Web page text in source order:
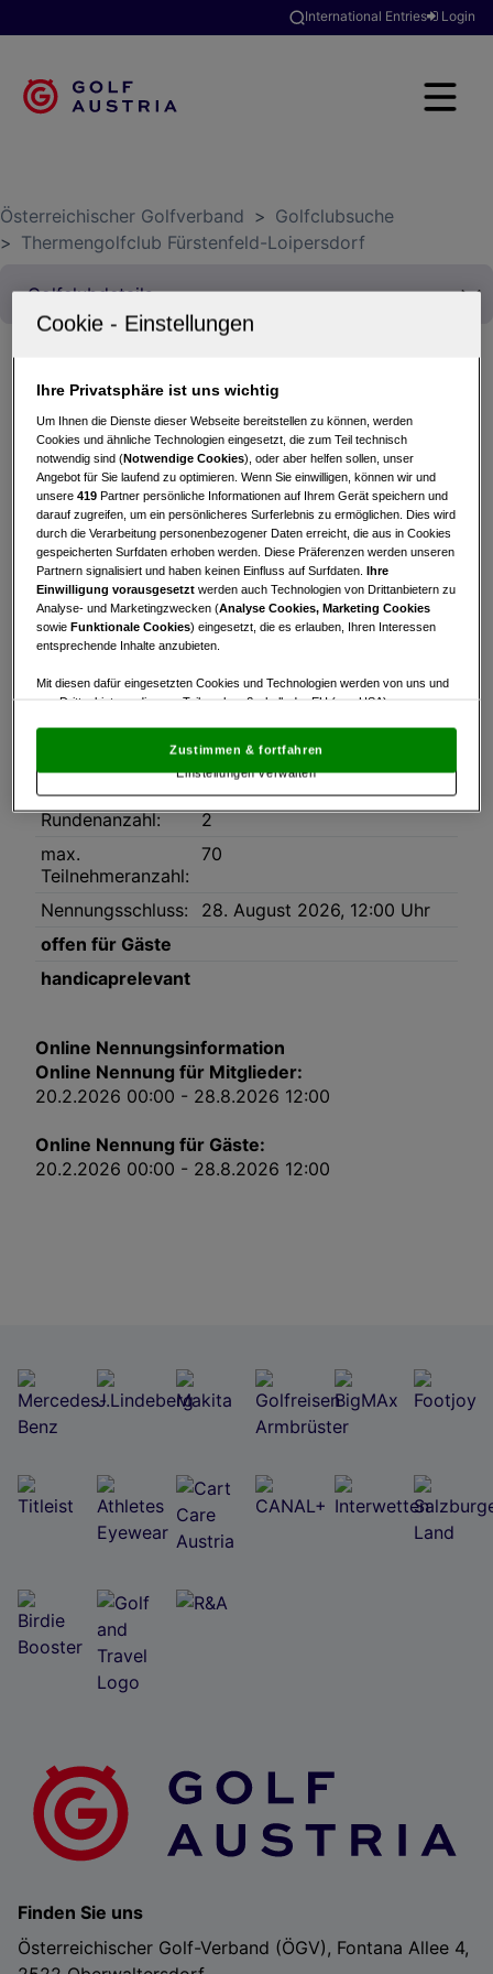
International Entries Login
Österreichischer Golfverband > Golfclubsuche
> Thermengolfclub Fürstenfeld-Loipersdorf
29.08.2026 - Einzel (Stableford)
Thermengolfclub Fürstenfeld-Loipersdorf
Turnierinfo
Nennliste
Turnierinfo
Downloads
Ausschreibung_CMS-Stableford.pdf
Modus:
Stableford
HCP-Limit:
54
Kurs Rot-Weiß
Rundenanzahl:
2
max.
Teilnehmeranzahl:
70
Nennungsschluss:
28. August 2026, 12:00 Uhr
offen für Gäste
handicaprelevant
Online Nennungsinformation
Online Nennung für Mitglieder:
20.2.2026 00:00 - 28.8.2026 12:00
Online Nennung für Gäste:
20.2.2026 00:00 - 28.8.2026 12:00
Finden Sie uns
Österreichischer Golf-Verband (ÖGV), Fontana Allee 4,
Ihre Privatsphäre ist uns wichtig
Um Ihnen die Dienste dieser Webseite bereitstellen zu können, werden
Cookies und ähnliche Technologien eingesetzt, die zum Teil technisch
notwendig sind (Notwendige Cookies), oder aber helfen sollen, unser
Angebot für Sie laufend zu optimieren. Wenn Sie einwilligen, können wir und
unsere419 Partner persönliche Informationen auf Ihrem Gerät speichern und
darauf zugreifen, um ein persönlicheres Surferlebnis zu ermöglichen. Dies wird
durch die Verarbeitung personenbezogener Daten erreicht, die aus in Cookies
gespeicherten Surfdaten erhoben werden. Diese Präferenzen werden unseren
Partnern signalisiert und haben keinen Einfluss auf Surfdaten.Ihre
Einwilligung vorausgesetzt werden auch Technologien von Drittanbietern zu
Analyse- und Marketingzwecken (Analyse Cookies, Marketing Cookies
sowieFunktionale Cookies) eingesetzt, die es erlauben, Ihren Interessen
entsprechende Inhalte anzubieten.
Mit diesen dafür eingesetzten Cookies und Technologien werden von uns und
von Drittanbietern, die zum Teil auch außerhalb der EU (u.a. USA)
angemessenes Datenschutzniveau bescheinigt.Es besteht insbesondere
das Risiko, dass Ihre Daten dem Zugriff durch US-Behörden zu Kontroll- und
Überwachungszwecken unterliegen und dagegen keine wirksamen
Rechtsbehelfe zur Verfügung stehen.
Mit Klick auf „Zustimmen & fortfahren“ willigen Sie in die Verwendung
von unseren Cookies und auch von Drittanbietern (auch aus USA) ein.
Widerspruch gegen die Verarbeitung auf der Grundlage berechtigter
Interessen einlegen. Klicken Sie dazu auf „Cookie Einstellungen“, die sich auf
jeder Seite unten im Footer befinden.
Link zur Datenschutzrichtlinie
Wir und unsere Partner verarbeiten Daten, um
Folgendes bereitzustellen:
Endgerät. Personalisierte Werbung und Inhalte, Messung von Werbeleistung
und der Performance von Inhalten, Zielgruppenforschung sowie Entwicklung
und Verbesserung von Angeboten.
Einstellungen verwalten
Zustimmen & fortfahren